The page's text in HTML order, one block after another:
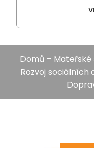
Domů – Mateřské
Rozvoj sociálních